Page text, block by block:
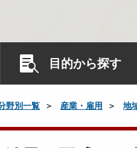
目的から探す
野別一覧 産業・雇用 地